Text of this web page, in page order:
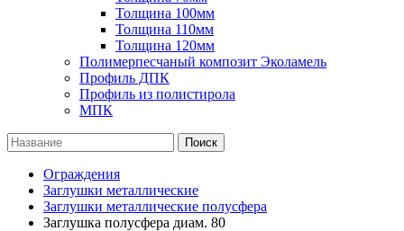
Толщина 100мм
Толщина 110мм
Толщина 120мм
Полимерпесчаный композит Эколамель
Профиль ДПК
Профиль из полистирола
МПК
Поиск
Ограждения
Заглушки металлические
Заглушки металлические полусфера
Заглушка полусфера диам. 80